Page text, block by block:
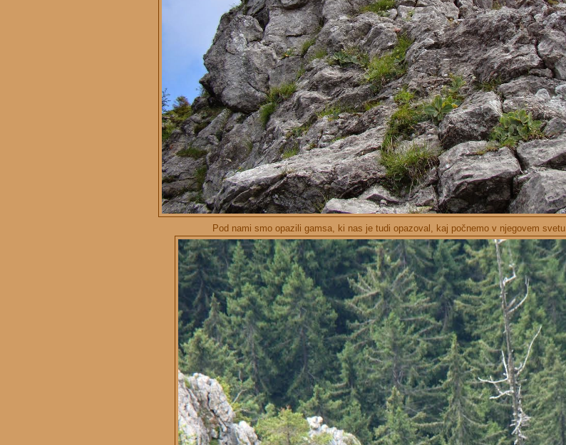
Pod nami smo opazili gamsa, ki nas je tudi opazoval, kaj počnemo v njegovem svetu.